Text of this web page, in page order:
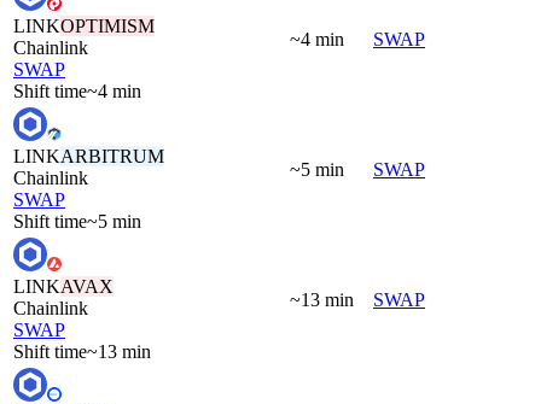
LINKOPTIMISM
Chainlink
SWAP
Shift time~4 min
~4 min SWAP
LINKARBITRUM
Chainlink
SWAP
Shift time~5 min
~5 min SWAP
LINKAVAX
Chainlink
SWAP
Shift time~13 min
~13 min SWAP